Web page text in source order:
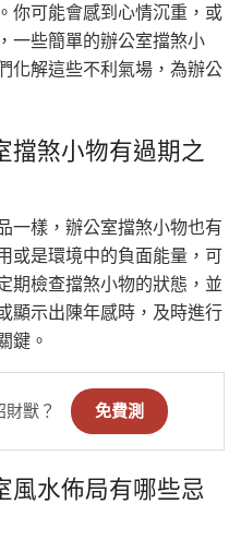
你可能會感到心情沉重，或
一些簡單的辦公室擋煞小
化解這些不利氣場，為辦公
擋煞小物有過期之
一樣，辦公室擋煞小物也有
或是環境中的負面能量，可
期檢查擋煞小物的狀態，並
顯示出陳年感時，及時進行
鍵。
獸？ 免費測
風水佈局有哪些忌